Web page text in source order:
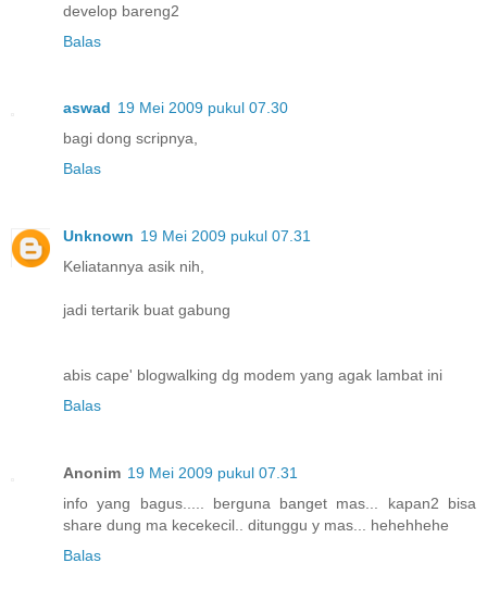
develop bareng2
Balas
aswad 19 Mei 2009 pukul 07.30
bagi dong scripnya,
Balas
Unknown 19 Mei 2009 pukul 07.31
Keliatannya asik nih,
jadi tertarik buat gabung
abis cape' blogwalking dg modem yang agak lambat ini
Balas
Anonim 19 Mei 2009 pukul 07.31
info yang bagus..... berguna banget mas... kapan2 bisa
share dung ma kecekecil.. ditunggu y mas... hehehhehe
Balas